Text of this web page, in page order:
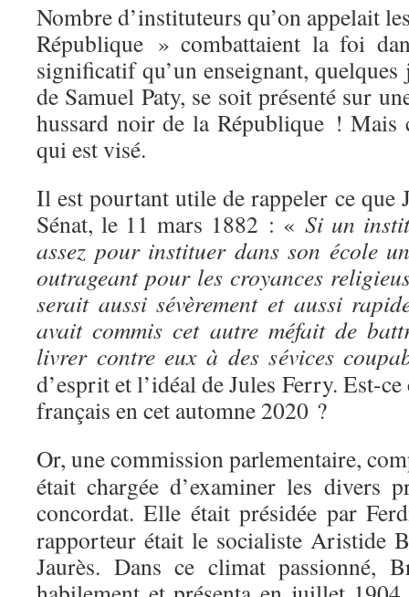
Nombre d’instituteurs qu’on appelait
République » combattaient la foi
significatif qu’un enseignant, quelques
de Samuel Paty, se soit présenté sur
hussard noir de la République ! Mais
qui est visé.
Il est pourtant utile de rappeler ce que
Sénat, le 11 mars 1882 : «Si un
assez pour instituer dans son école
outrageant pour les croyances
serait aussi sévèrement et aussi
avait commis cet autre méfait de
livrer contre eux à des sévices
d’esprit et l’idéal de Jules Ferry. Est-
français en cet automne 2020 ?
Or, une commission parlementaire,
était chargée d’examiner les divers
concordat. Elle était présidée par
rapporteur était le socialiste Aristide
Jaurès. Dans ce climat passionné,